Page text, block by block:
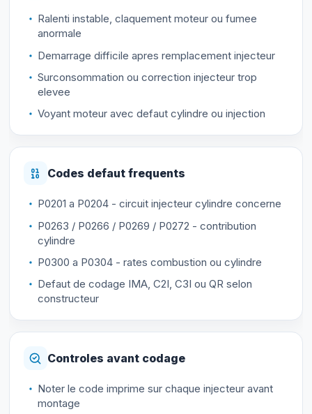
Ralenti instable, claquement moteur ou fumee
anormale
Demarrage difficile apres remplacement injecteur
Surconsommation ou correction injecteur trop
elevee
Voyant moteur avec defaut cylindre ou injection
Codes defaut frequents
P0201 a P0204 - circuit injecteur cylindre concerne
P0263 / P0266 / P0269 / P0272 - contribution
cylindre
P0300 a P0304 - rates combustion ou cylindre
Defaut de codage IMA, C2I, C3I ou QR selon
constructeur
Controles avant codage
Noter le code imprime sur chaque injecteur avant
montage